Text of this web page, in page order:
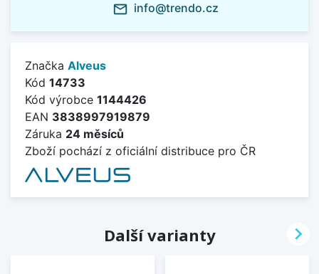
mail_outline info@trendo.cz
Značka Alveus
Kód 14733
Kód výrobce 1144426
EAN 3838997919879
Záruka 24 měsíců
Zboží pochází z oficiální distribuce pro ČR
Další varianty 